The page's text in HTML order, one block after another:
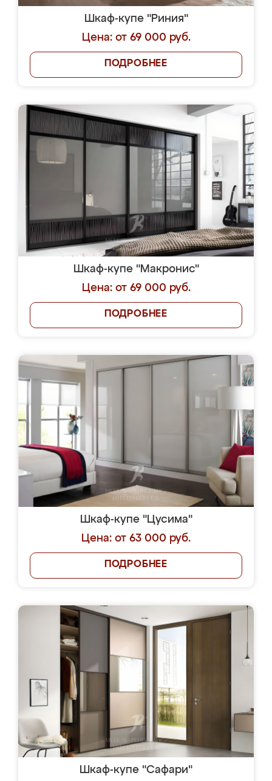
Шкаф-купе "Риния"
Цена: от 69 000 руб.
ПОДРОБНЕЕ
Шкаф-купе "Макронис"
Цена: от 69 000 руб.
ПОДРОБНЕЕ
Шкаф-купе "Цусима"
Цена: от 63 000 руб.
ПОДРОБНЕЕ
Шкаф-купе "Сафари"